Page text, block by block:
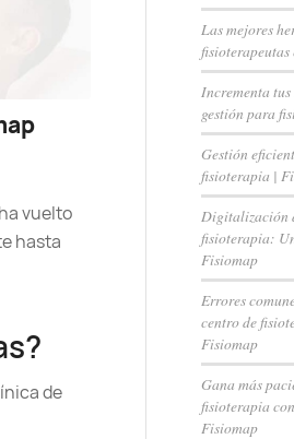
vuelto
hasta
de
Las mejores
Incrementa
gestión para
Gestión
fisioterapia |
Digitalización
fisioterapia:
Fisiomap
Errores
centro de
Fisiomap
Gana más
fisioterapia
Fisiomap